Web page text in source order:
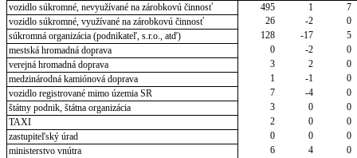
vozidlo súkromné, nevyužívané na zárobkovú činnosť
495 1
7
vozidlo súkromné, využívané na zárobkovú činnosť
26 -2
0
súkromná organizácia (podnikateľ, s.r.o., atď)
128 -17
5
mestská hromadná doprava
0 -2
0
verejná hromadná doprava
3 2
0
medzinárodná kamiónová doprava
1 -1
0
vozidlo registrované mimo územia SR
7 -4
0
štátny podnik, štátna organizácia
3 0
0
TAXI
2 0
0
zastupiteľský úrad
0 0
0
ministerstvo vnútra
6 4
0